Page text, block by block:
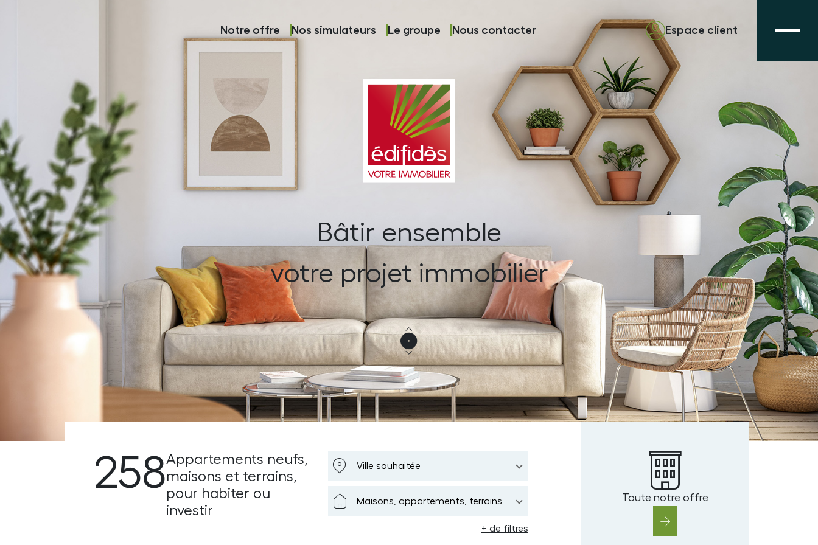
Notre offre Nos simulateurs Le groupe Nous contacter Espace client
Bâtir ensemble
votre projet immobilier
258Appartements neufs,
maisons et terrains,
pour habiter ou
investir
Ville souhaitée
Maisons, appartements, terrains
+ de filtres
Toute notre offre